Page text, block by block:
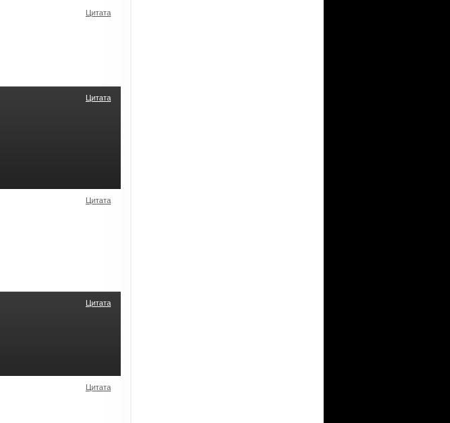
Цитата
Цитата
Цитата
Цитата
Цитата